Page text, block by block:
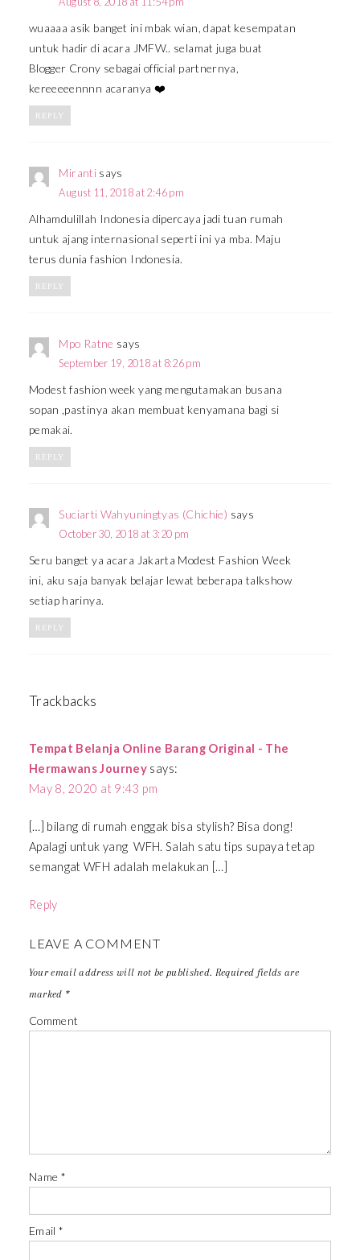
wuaaaa asik banget ini mbak wian, dapat kesempatan
untuk hadir di acara JMFW.. selamat juga buat
Blogger Crony sebagai official partnernya,
kereeeeennnn acaranya ❤️
REPLY
Miranti says
August 11, 2018 at 2:46 pm
Alhamdulillah Indonesia dipercaya jadi tuan rumah
untuk ajang internasional seperti ini ya mba. Maju
terus dunia fashion Indonesia.
REPLY
Mpo Ratne says
September 19, 2018 at 8:26 pm
Modest fashion week yang mengutamakan busana
sopan ,pastinya akan membuat kenyamana bagi si
pemakai.
REPLY
Suciarti Wahyuningtyas (Chichie) says
October 30, 2018 at 3:20 pm
Seru banget ya acara Jakarta Modest Fashion Week
ini, aku saja banyak belajar lewat beberapa talkshow
setiap harinya.
REPLY
Trackbacks
Tempat Belanja Online Barang Original - The
Hermawans Journey says:
May 8, 2020 at 9:43 pm
[…] bilang di rumah enggak bisa stylish? Bisa dong!
Apalagi untuk yang WFH. Salah satu tips supaya tetap
semangat WFH adalah melakukan […]
Reply
LEAVE A COMMENT
Your email address will not be published. Required fields are
marked *
Comment
Name *
Email*